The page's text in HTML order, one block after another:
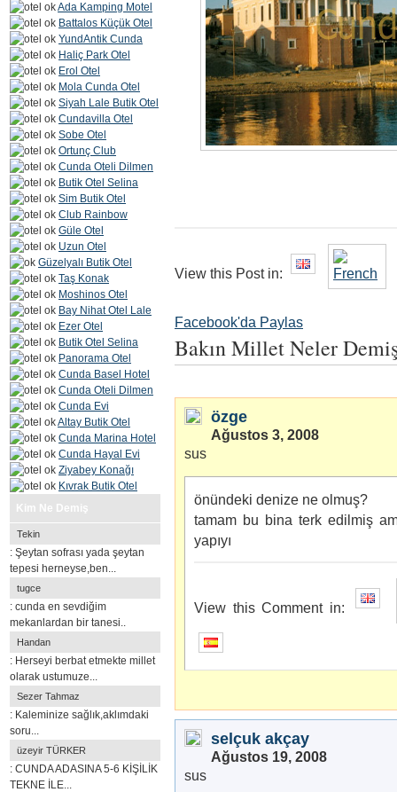
Ada Kamping Motel
Battalos Küçük Otel
YundAntik Cunda
Haliç Park Otel
Erol Otel
Mola Cunda Otel
Siyah Lale Butik Otel
Cundavilla Otel
Sobe Otel
Ortunç Club
Cunda Oteli Dilmen
Butik Otel Selina
Sim Butik Otel
Club Rainbow
Güle Otel
Uzun Otel
Güzelyalı Butik Otel
Taş Konak
Moshinos Otel
Bay Nihat Otel Lale
Ezer Otel
Butik Otel Selina
Panorama Otel
Cunda Basel Hotel
Cunda Oteli Dilmen
Cunda Evi
Altay Butik Otel
Cunda Marina Hotel
Cunda Hayal Evi
Ziyabey Konağı
Kıvrak Butik Otel
Kim Ne Demiş
Tekin
: Şeytan sofrası yada şeytan
tepesi herneyse,ben...
tugce
: cunda en sevdiğim
mekanlardan bir tanesi..
Handan
: Herseyi berbat etmekte millet
olarak ustumuze...
Sezer Tahmaz
: Kaleminize sağlık,aklımdaki
soru...
üzeyir TÜRKER
: CUNDA ADASINA 5-6 KİŞİLİK
TEKNE İLE...
View this Post in:
Facebook'da Paylas
Bakın Millet Neler
özge
Ağustos 3, 2008
sus
önündeki denize ne olmuş?
tamam bu bina terk edilmiş
yapıyı
View this Comment in:
selçuk akçay
Ağustos 19, 2008
sus